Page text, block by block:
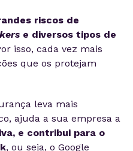
riscos de
e diversos tipos de
isso, cada vez mais
que os protejam
leva mais
ajuda a sua empresa a
e contribui para o
, ou seja, o Google